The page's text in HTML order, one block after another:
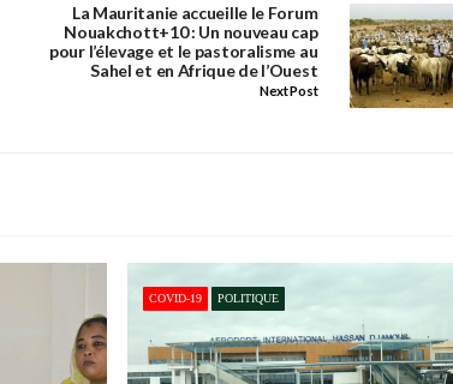
La Mauritanie accueille le Forum
Nouakchott+10 : Un nouveau cap
pour l’élevage et le pastoralisme au
Sahel et en Afrique de l’Ouest
Next Post
COVID-19 POLITIQUE